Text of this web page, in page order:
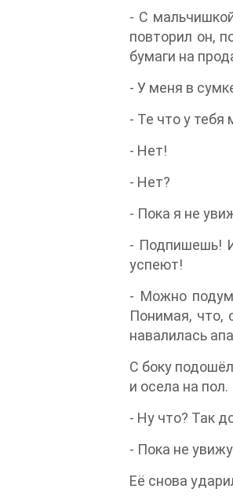
- С
повторил он,
бумаги на
- У меня в
- Те что у
- Нет!
- Нет?
- Пока я не
- Подпишешь!
успеют!
- Можно
Понимая, что,
навалилась
С боку
и осела на
- Ну что? Так
- Пока не
Её снова